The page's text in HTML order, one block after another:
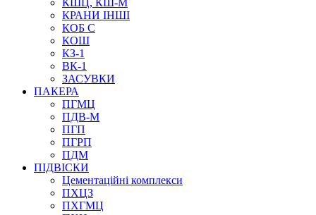
КШЦ, КШ-М
КРАНИ ІНШІ
КОБ С
КОШ
КЗ-1
ВК-1
ЗАСУВКИ
ПАКЕРА
ПГМЦ
ПДВ-М
ПГП
ПГРП
ПДМ
ПІДВІСКИ
Цементаційні комплекси
ПХЦЗ
ПХГМЦ